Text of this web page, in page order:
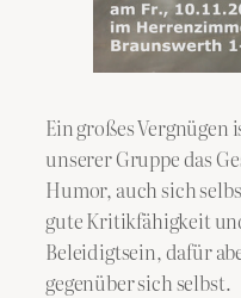
Ein großes
unserer Gruppe das
Humor, auch sich
gute Kritikfähigkeit
Beleidigtsein, dafür
gegenüber sich selbst.